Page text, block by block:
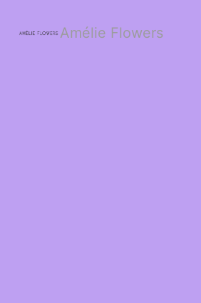
Amélie Flowers